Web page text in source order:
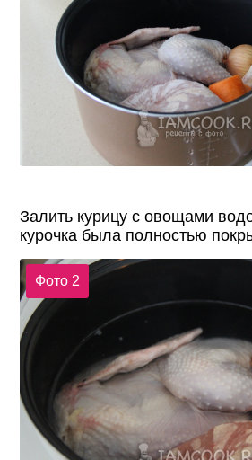
Залить курицу с овощами
курочка была полностью
Фото 2